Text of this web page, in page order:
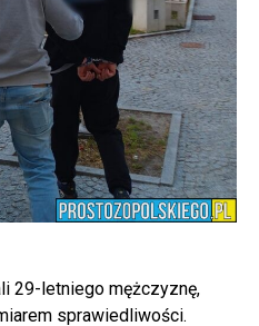
29-letniego mężczyznę,
sprawiedliwości.